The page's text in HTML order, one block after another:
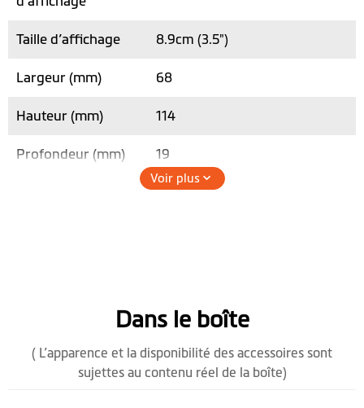
Taille d’affichage 8.9cm (3.5")
Largeur (mm) 68
Hauteur (mm) 114
Profondeur (mm) 19
151
Liste points
Voir plus
Dans le boîte
( L’apparence et la disponibilité des accessoires sont
sujettes au contenu réel de la boîte)